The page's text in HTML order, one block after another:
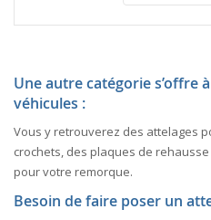
Une autre catégorie s’offre
véhicules :
Vous y retrouverez des attelages
crochets, des plaques de
pour votre remorque.
Besoin de faire poser un